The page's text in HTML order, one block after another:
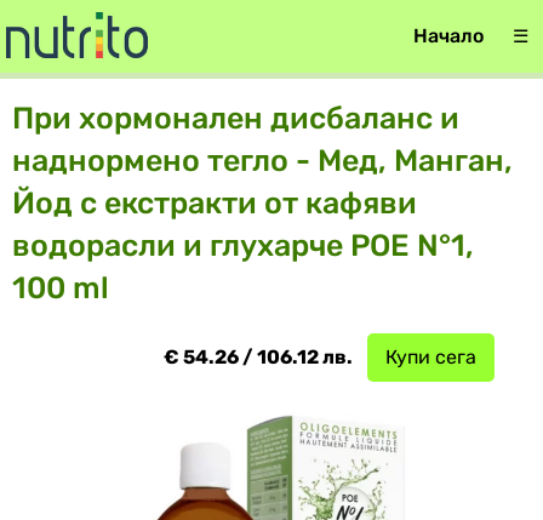
Начало ☰
При хормонален дисбаланс и
наднормено тегло - Мед, Манган,
Йод с екстракти от кафяви
водорасли и глухарче POE N°1,
100 ml
Купи сега
€ 54.26 / 106.12 лв.